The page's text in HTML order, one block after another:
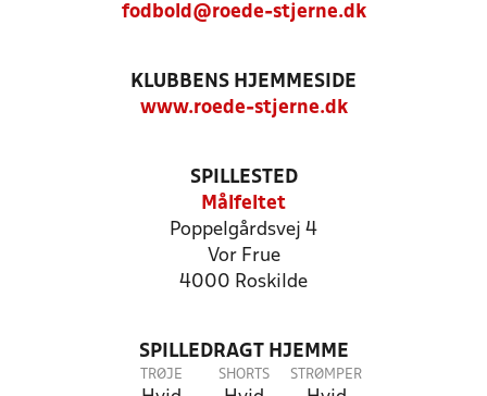
fodbold@roede-stjerne.dk
KLUBBENS HJEMMESIDE
www.roede-stjerne.dk
SPILLESTED
Målfeltet
Poppelgårdsvej 4
Vor Frue
4000 Roskilde
SPILLEDRAGT HJEMME
TRØJE SHORTS STRØMPER